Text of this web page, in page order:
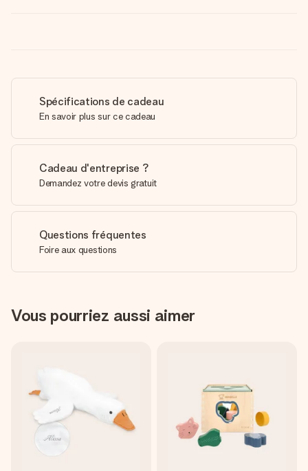
Spécifications de cadeau
En savoir plus sur ce cadeau
Cadeau d'entreprise ?
Demandez votre devis gratuit
Questions fréquentes
Foire aux questions
Vous pourriez aussi aimer